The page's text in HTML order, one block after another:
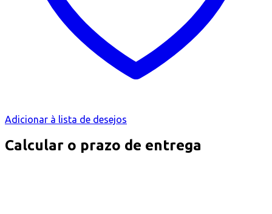
Adicionar à lista de desejos
Calcular o prazo de entrega